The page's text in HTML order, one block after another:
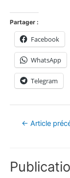
Partager :
Facebook
WhatsApp
Telegram
← Article